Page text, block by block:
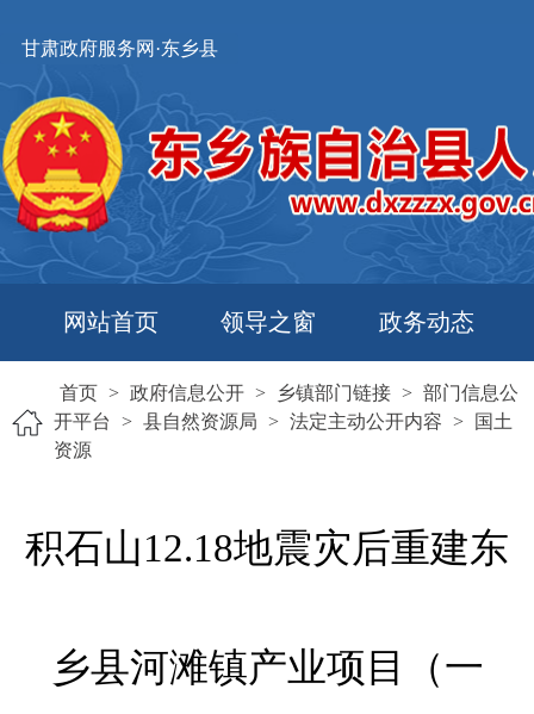
甘肃政府服务网·东乡县
网站首页 领导之窗 政务动态
首页 > 政府信息公开 > 乡镇部门链接 > 部门信息公
开平台
> 县自然资源局 > 法定主动公开内容 >
国土
资源
积石山12.18地震灾后重建东
乡县河滩镇产业项目（一